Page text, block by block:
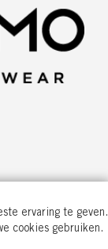
ervaring te geven.
cookies gebruiken.